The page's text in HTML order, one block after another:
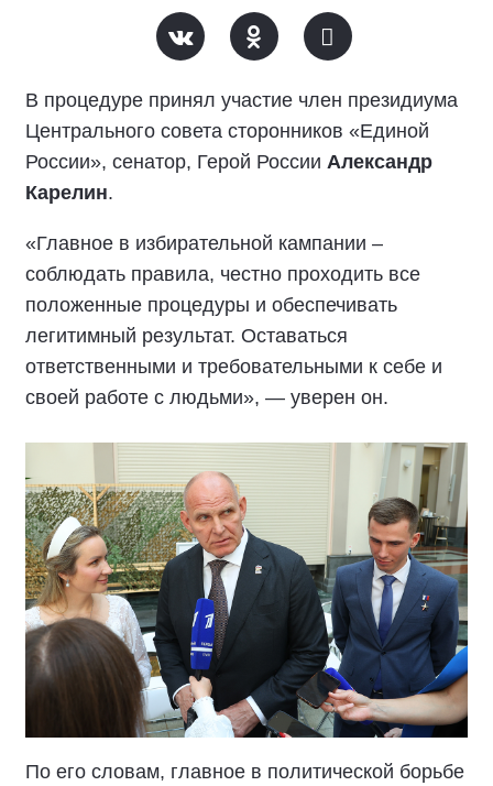
В процедуре принял участие член президиума
Центрального совета сторонников «Единой
России», сенатор, Герой России Александр
Карелин.
«Главное в избирательной кампании –
соблюдать правила, честно проходить все
положенные процедуры и обеспечивать
легитимный результат. Оставаться
ответственными и требовательными к себе и
своей работе с людьми», — уверен он.
По его словам, главное в политической борьбе